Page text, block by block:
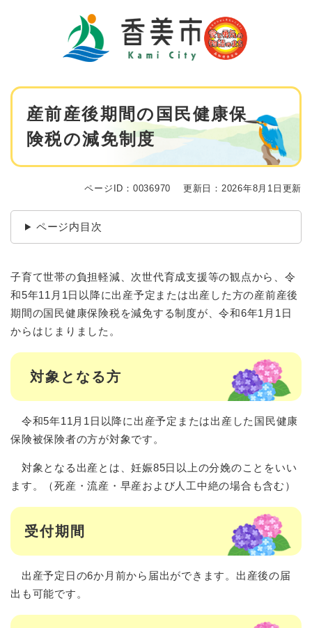
本
産前産後期間の国民健康保
険税の減免制度
ページID：0036970 更新日：2026年8月1日更新
ページ内目次
子育て世帯の負担軽減、次世代育成支援等の観点から、令
和5年11月1日以降に出産予定または出産した方の産前産後
期間の国民健康保険税を減免する制度が、令和6年1月1日
からはじまりました。
対象となる方
令和5年11月1日以降に出産予定または出産した国民健康
保険被保険者の方が対象です。
対象となる出産とは、妊娠85日以上の分娩のことをいい
ます。（死産・流産・早産および人工中絶の場合も含む）
受付期間
出産予定日の6か月前から届出ができます。出産後の届
出も可能です。